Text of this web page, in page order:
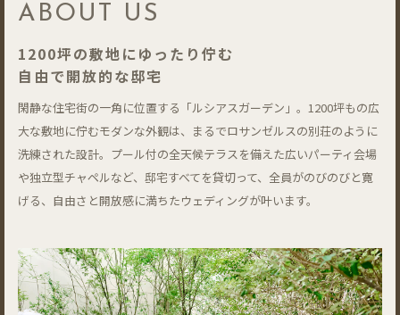
ABOUT US
1200坪の敷地にゆったり佇む
自由で開放的な邸宅
閑静な住宅街の一角に位置する「ルシアスガーデン」。1200坪もの広
大な敷地に佇むモダンな外観は、まるでロサンゼルスの別荘のように
洗練された設計。プール付の全天候テラスを備えた広いパーティ会場
や独立型チャペルなど、邸宅すべてを貸切って、全員がのびのびと寛
げる、自由さと開放感に満ちたウェディングが叶います。